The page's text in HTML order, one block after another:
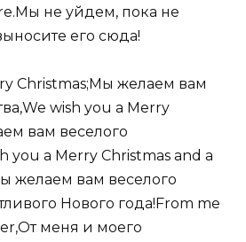
не уйдем, пока не
его сюда!
Christmas;Мы желаем вам
wish you a Merry
вам веселого
you a Merry Christmas and a
желаем вам веселого
Нового года!From me
меня и моего